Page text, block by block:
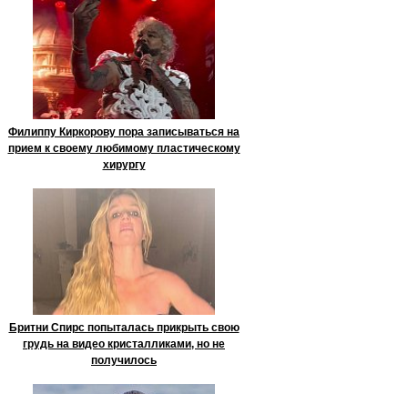
Филиппу Киркорову пора записываться на
прием к своему любимому пластическому
хирургу
Бритни Спирс попыталась прикрыть свою
грудь на видео кристалликами, но не
получилось